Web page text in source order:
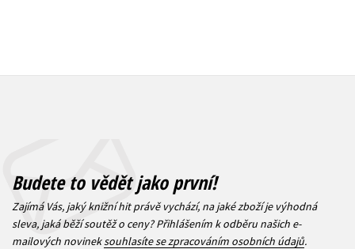
Budete to vědět jako první!
Zajímá Vás, jaký knižní hit právě vychází, na jaké zboží je výhodná
sleva, jaká běží soutěž o ceny? Přihlášením k odběru našich e-
mailových novineksouhlasíte se zpracováním osobních údajů.